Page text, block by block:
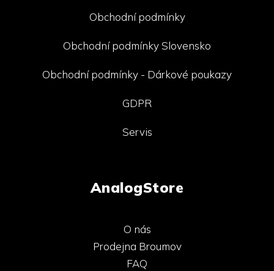
Obchodní podmínky
Obchodní podmínky Slovensko
Obchodní podmínky - Dárkové poukazy
GDPR
Servis
AnalogStore
O nás
Prodejna Broumov
FAQ